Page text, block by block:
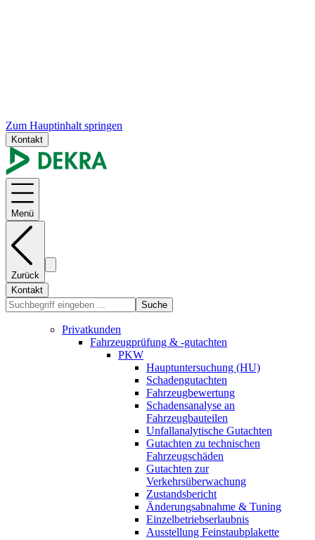
Zum Hauptinhalt springen
Kontakt
Menü
Zurück
Kontakt
Suche
Privatkunden
Fahrzeugprüfung & -gutachten
PKW
Hauptuntersuchung (HU)
Schadengutachten
Fahrzeugbewertung
Schadensanalyse an
Fahrzeugbauteilen
Unfallanalytische Gutachten
Gutachten zu technischen
Fahrzeugschäden
Gutachten zur
Verkehrsüberwachung
Zustandsbericht
Änderungsabnahme & Tuning
Einzelbetriebserlaubnis
Ausstellung Feinstaubplakette